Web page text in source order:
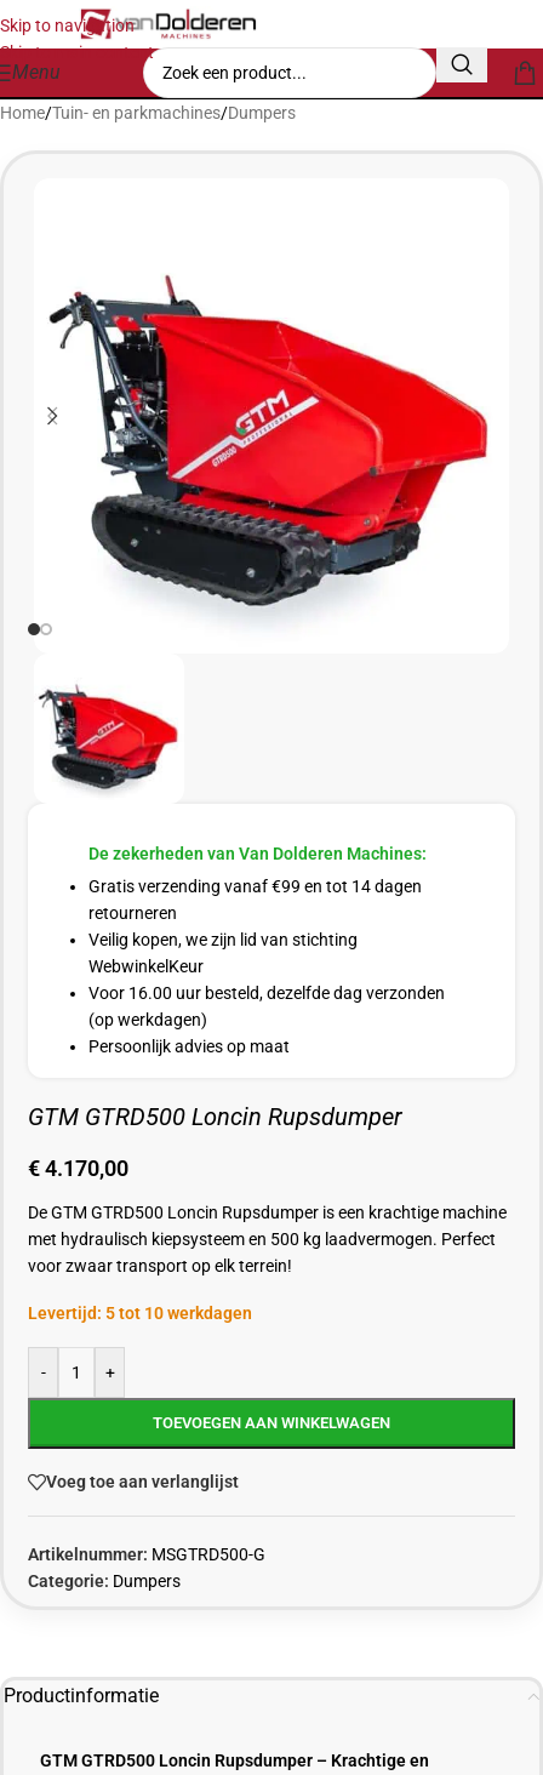
Skip to navigation
Skip to main content
Menu
Home/Tuin- en parkmachines/Dumpers
De zekerheden van Van Dolderen Machines:
Gratis verzending vanaf €99 en tot 14 dagen
retourneren
Veilig kopen, we zijn lid van stichting
WebwinkelKeur
Voor 16.00 uur besteld, dezelfde dag verzonden
(op werkdagen)
Persoonlijk advies op maat
GTM GTRD500 Loncin Rupsdumper
€4.170,00
De GTM GTRD500 Loncin Rupsdumper is een krachtige machine
met hydraulisch kiepsysteem en 500 kg laadvermogen. Perfect
voor zwaar transport op elk terrein!
Levertijd: 5 tot 10 werkdagen
- +
TOEVOEGEN AAN WINKELWAGEN
Voeg toe aan verlanglijst
Artikelnummer: MSGTRD500-G
Categorie: Dumpers
Productinformatie
GTM GTRD500 Loncin Rupsdumper – Krachtige en